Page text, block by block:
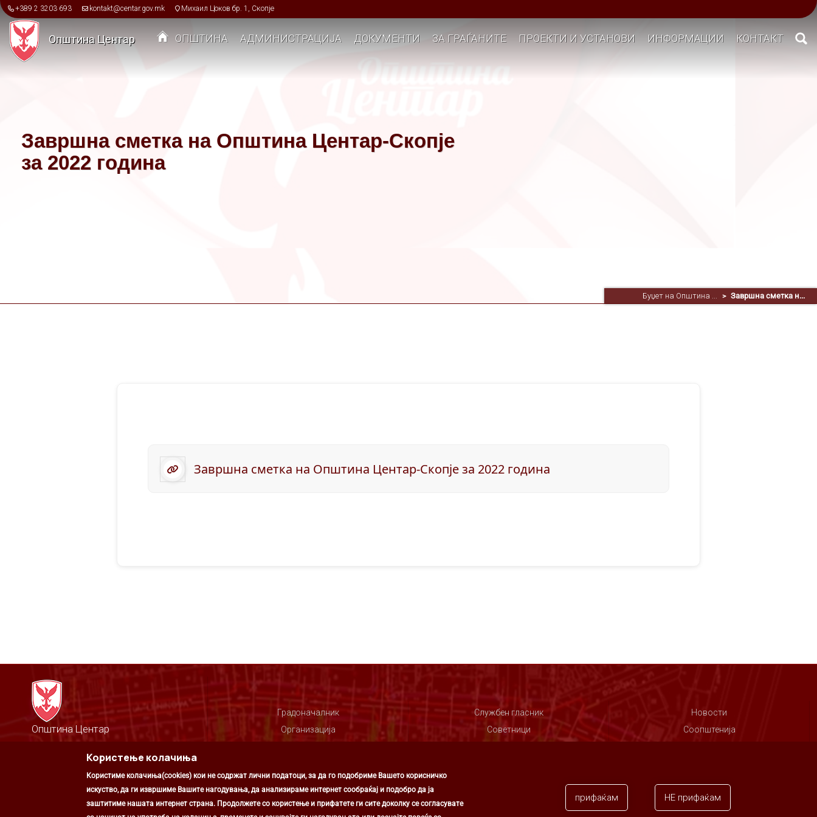
Skip to main content
+389 2 3203 693 kontakt@centar.gov.mk Михаил Цоков бр. 1, Скопје
Општина Центар ОПШТИНА АДМИНИСТРАЦИЈА ДОКУМЕНТИ ЗА ГРАЃАНИТЕ ПРОЕКТИ И УСТАНОВИ ИНФОРМАЦИИ КОНТАКТ
Завршна сметка на Општина Центар-Скопје
за 2022 година
Буџет на Општина ... > Завршна сметка н...
Завршна сметка на Општина Центар-Скопје за 2022 година
Општина Центар
Скопје, РС Македонија
+389 2 3203 600
kontakt@centar.gov.mk
Градоначалник
Организација
Службен гласник
Советници
Новости
Соопштенија
Користење колачиња
Користиме колачиња(cookies) кои не содржат лични податоци, за да го подобриме Вашето корисничко
искуство, да ги извршиме Вашите нагодувања, да анализираме интернет сообраќај и подобро да ја
заштитиме нашата интернет страна. Продолжете со користење и прифатете ги сите доколку се согласувате
прифаќам НЕ прифаќам